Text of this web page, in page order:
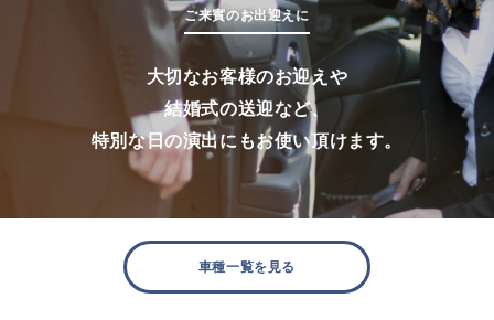
ご来賓のお出迎えに
大切なお客様のお迎えや
結婚式の送迎など、
特別な日の演出にもお使い頂けます。
車種一覧を見る